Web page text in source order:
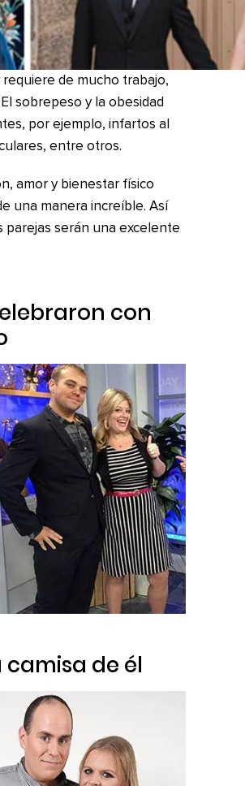
de mucho trabajo,
sobrepeso y la obesidad
por ejemplo, infartos al
entre otros.
amor y bienestar físico
una manera increíble. Así
parejas serán una excelente
con
de él